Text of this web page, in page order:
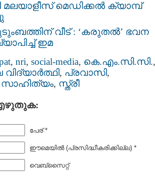
മെഡിക്കൽ ക്യാമ്പ്
വീട് : ‘കരുതൽ’ ഭവന
ഇമ
, nri, social-media, കെ.എം.സി.സി.,
, പ്രവാസി,
സാഹിത്യം, സ്ത്രീ
എഴുതുക:
പേര് *
ഈമെയില്‍ (പ്രസിദ്ധീകരിക്കില്ല) *
വെബ്സൈറ്റ്